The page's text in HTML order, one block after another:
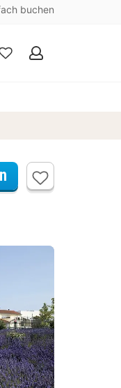
buchen
Meine